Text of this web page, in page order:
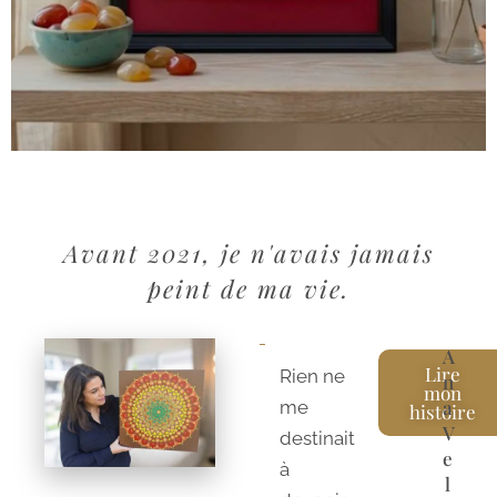
Avant 2021, je n'avais jamais
peint de ma vie.
Rien ne
me
destinait
à
Lire
mon
histoire
A
n
a
V
e
l